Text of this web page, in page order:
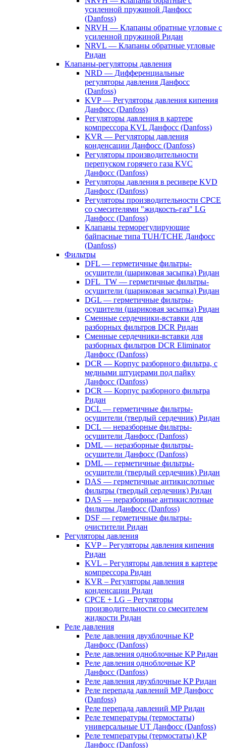
усиленной пружиной Данфосс
(Danfoss)
NRVH — Клапаны обратные угловые с
усиленной пружиной Ридан
NRVL — Клапаны обратные угловые
Ридан
Клапаны-регуляторы давления
NRD — Дифференциальные
регуляторы давления Данфосс
(Danfoss)
KVP — Регуляторы давления кипения
Данфосс (Danfoss)
Регуляторы давления в картере
компрессора KVL Данфосс (Danfoss)
KVR — Регуляторы давления
конденсации Данфосс (Danfoss)
Регуляторы производительности
перепуском горячего газа KVC
Данфосс (Danfoss)
Регуляторы давления в ресивере KVD
Данфосс (Danfoss)
Регуляторы производительности CPCE
со смесителями "жидкость-газ" LG
Данфосс (Danfoss)
Клапаны терморегулирующие
байпасные типа TUH/TCHE Данфосс
(Danfoss)
Фильтры
DFL — герметичные фильтры-
осушители (шариковая засыпка) Ридан
DFL_TW — герметичные фильтры-
осушители (шариковая засыпка) Ридан
DGL — герметичные фильтры-
осушители (шариковая засыпка) Ридан
Сменные сердечники-вставки для
разборных фильтров DCR Ридан
Сменные сердечники-вставки для
разборных фильтров DCR Eliminator
Данфосс (Danfoss)
DCR — Корпус разборного фильтра, с
медными штуцерами под пайку
Данфосс (Danfoss)
DCR — Корпус разборного фильтра
Ридан
DCL — герметичные фильтры-
осушители (твердый сердечник) Ридан
DCL — неразборные фильтры-
осушители Данфосс (Danfoss)
DML — неразборные фильтры-
осушители Данфосс (Danfoss)
DML — герметичные фильтры-
осушители (твердый сердечник) Ридан
DAS — герметичные антикислотные
фильтры (твердый сердечник) Ридан
DAS — неразборные антикислотные
фильтры Данфосс (Danfoss)
DSF — герметичные фильтры-
очистители Ридан
Регуляторы давления
KVP – Регуляторы давления кипения
Ридан
KVL – Регуляторы давления в картере
компрессора Ридан
KVR – Регуляторы давления
конденсации Ридан
CPCE + LG – Регуляторы
производительности со смесителем
жидкости Ридан
Реле давления
Реле давления двухблочные KP
Данфосс (Danfoss)
Реле давления одноблочные KP Ридан
Реле давления одноблочные KP
Данфосс (Danfoss)
Реле давления двухблочные KP Ридан
Реле перепада давлений MP Данфосс
(Danfoss)
Реле перепада давлений MP Ридан
Реле температуры (термостаты)
универсальные UT Данфосс (Danfoss)
Реле температуры (термостаты) KP
Данфосс (Danfoss)